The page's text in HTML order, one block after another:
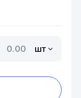
шт